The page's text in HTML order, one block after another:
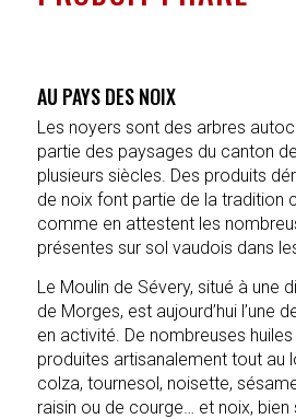
AU PAYS DES NOIX
Les noyers sont des arbres
partie des paysages du canton
plusieurs siècles. Des produits
de noix font partie de la tradition
comme en attestent les
présentes sur sol vaudois dans
Le Moulin de Sévery, situé à une
de Morges, est aujourd’hui l’une
en activité. De nombreuses
produites artisanalement tout au
colza, tournesol, noisette,
raisin ou de courge… et noix, bien